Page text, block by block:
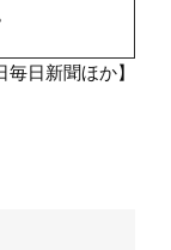
毎日新聞ほか】